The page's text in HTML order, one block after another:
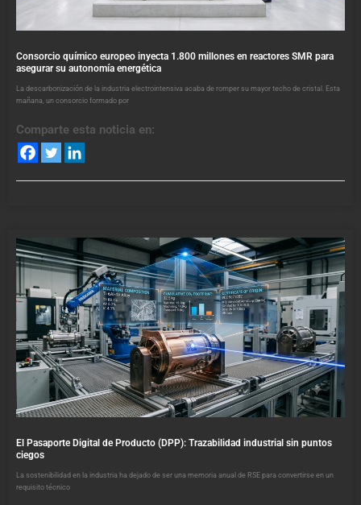
Consorcio químico europeo inyecta 1.800 millones en reactores SMR para
asegurar su autonomía energética
La descarbonización de la industria electrointensiva acaba de romper su mayor techo de cristal. Esta
mañana, un consorcio formado por
Comparte esta noticia en:
El Pasaporte Digital de Producto (DPP): Trazabilidad industrial sin puntos
ciegos
La sostenibilidad en la industria ha dejado de ser una memoria anual de RSE para convertirse en un
requisito técnico